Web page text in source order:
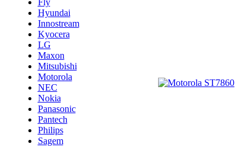
Fly
Hyundai
Innostream
Kyocera
LG
Maxon
Mitsubishi
Motorola
NEC
Nokia
Panasonic
Pantech
Philips
Sagem